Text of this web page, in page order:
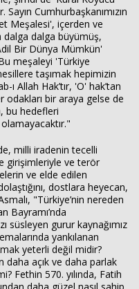
Cumhurbaşkanımızın
Meşalesi', içerden ve
dalga büyümüş,
Bir Dünya Mümkün'
meşaleyi 'Türkiye
taşımak hepimizin
Allah Hak’tır, 'O' hak’tan
odakları bir araya gelse de
bu hedefleri
milli iradenin tecelli
girişimleriyle ve terör
ve elde edilen
dostlara heyecan,
"Türkiye’nin nereden
Bayramı’nda
süsleyen gurur kaynağımız
yankılanan
yeterli değil midir?
daha açık ve daha parlak
Fethin 570. yılında, Fatih